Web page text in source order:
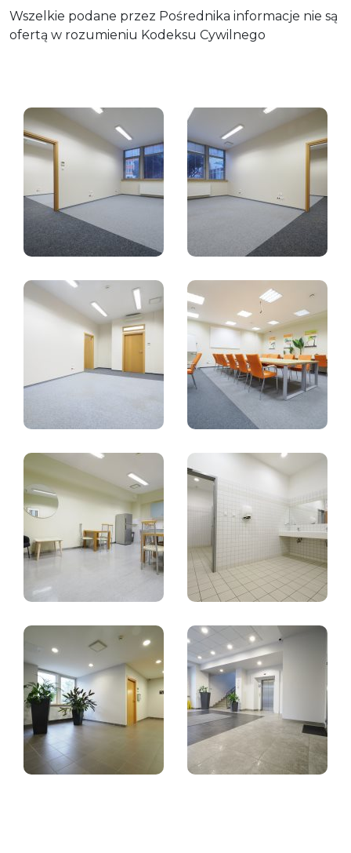
Wszelkie podane przez Pośrednika informacje nie są
ofertą w rozumieniu Kodeksu Cywilnego